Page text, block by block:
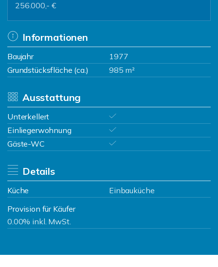
256.000,- €
Informationen
Baujahr
1977
Grundstücksfläche (ca.)
985 m²
Ausstattung
Unterkellert
Einliegerwohnung
Gäste-WC
Details
Küche
Einbauküche
Provision für Käufer
0.00% inkl. MwSt.